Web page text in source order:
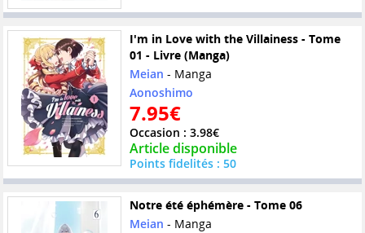
I'm in Love with the Villainess - Tome
01 - Livre (Manga)
Meian - Manga
Aonoshimo
7.95€
Occasion : 3.98€
Article disponible
Points fidelités : 50
Notre été éphémère - Tome 06
Meian - Manga